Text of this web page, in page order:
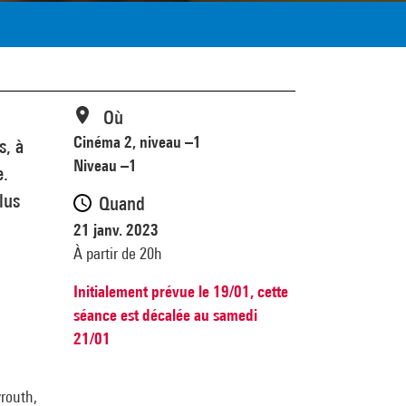
à
Où
Cinéma 2, niveau –1
Niveau –1
Quand
21 janv. 2023
À partir de 20h
Initialement prévue le 19/01, cette
séance est décalée au samedi
21/01